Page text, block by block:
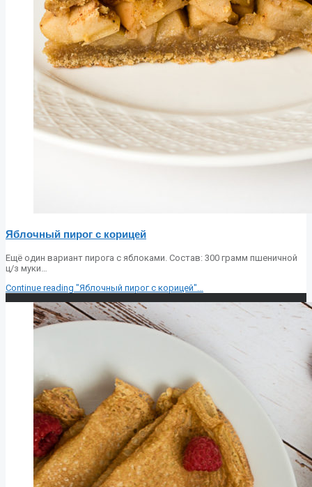
Яблочный пирог с корицей
Ещё один вариант пирога с яблоками. Состав: 300 грамм пшеничной
ц/з муки…
Continue reading "Яблочный пирог с корицей"